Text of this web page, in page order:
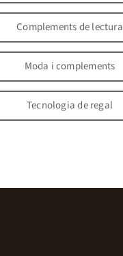
Complements de lectura
Moda i complements
Tecnologia de regal